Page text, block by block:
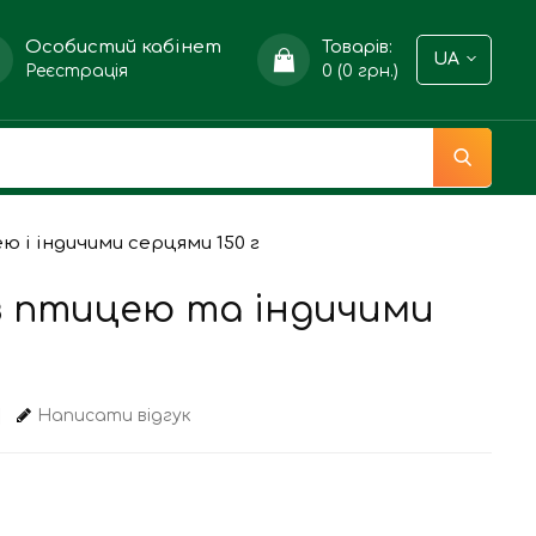
Особистий кабінет
Реєстрація
Товарів:
0 (0 грн.)
UA
і індичими серцями 150 г
птицею та індичими
Написати відгук